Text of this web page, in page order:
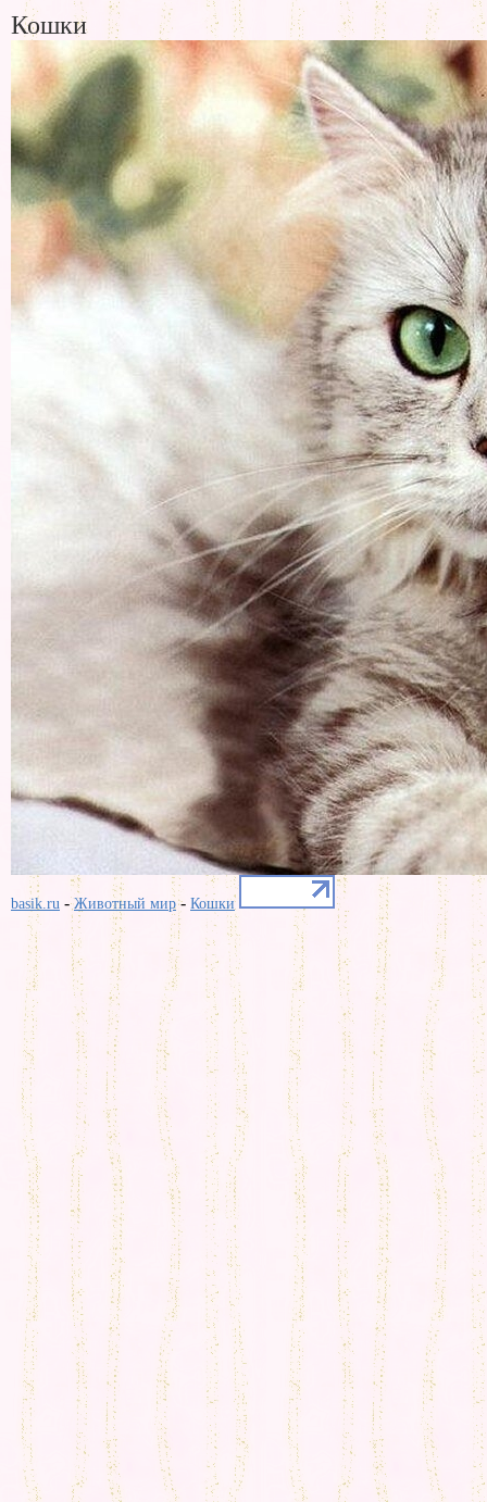
Кошки
basik.ru -Животный мир- Кошки